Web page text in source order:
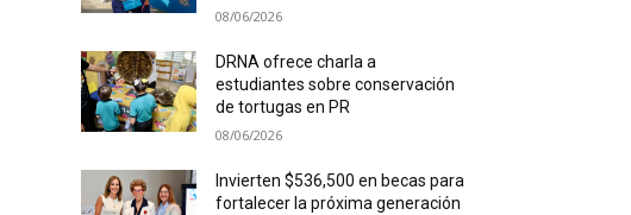
08/06/2026
DRNA ofrece charla a
estudiantes sobre conservación
de tortugas en PR
08/06/2026
Invierten $536,500 en becas para
fortalecer la próxima generación